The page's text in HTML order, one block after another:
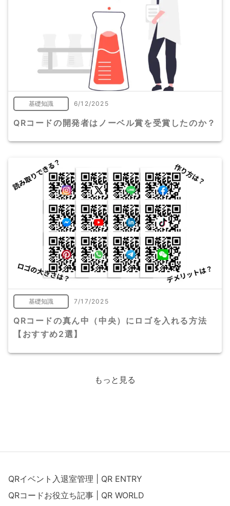
基礎知識 6/12/2025
QRコードの開発者はノーベル賞を受賞したのか？
基礎知識 7/17/2025
QRコードの真ん中（中央）にロゴを入れる方法
【おすすめ2選】
もっと見る
QRイベント入退室管理 | QR ENTRY
QRコードお役立ち記事 | QR WORLD